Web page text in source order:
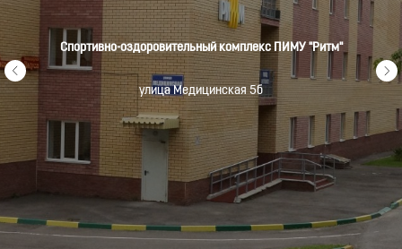
Спортивно-оздоровительный комплекс ПИМУ "Ритм"
улица Медицинская 5б